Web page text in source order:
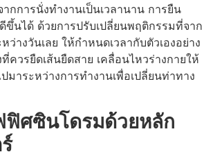
กการนั่งทำงานเป็นเวลานาน การยืน
ขึ้นได้ ด้วยการปรับเปลี่ยนพฤติกรรมที่จาก
ว่างวันเลย ให้กำหนดเวลากับตัวเองอย่าง
ที่ควรยืดเส้นยืดสาย เคลื่อนไหวร่างกายให้
มาระหว่างการทำงานเพื่อเปลี่ยนท่าทาง
ศซินโดรมด้วยหลัก